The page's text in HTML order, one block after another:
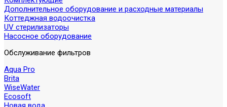
Дополнительное оборудование и расходные материалы
Коттеджная водоочистка
UV стерилизаторы
Насосное оборудование
Обслуживание фильтров
Aqua Pro
Brita
WiseWater
Ecosoft